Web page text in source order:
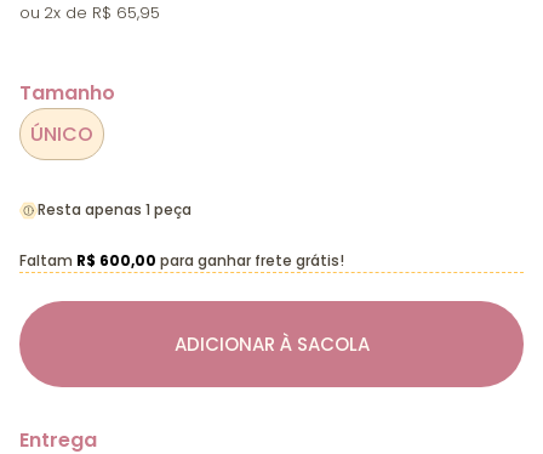
2x R$ 65,95
Tamanho
ÚNICO
ADICIONAR À SACOLA
Resta apenas 1 peça
Faltam R$ 600,00 para ganhar frete grátis!